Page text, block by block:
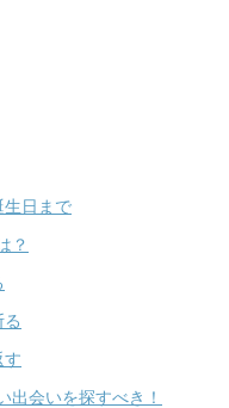
生日まで
？
す
出会いを探すべき！